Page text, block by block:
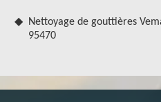
gouttière vous êtes sûr de
Nettoyage de gouttières
95470